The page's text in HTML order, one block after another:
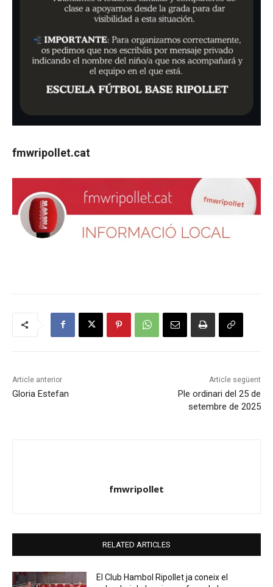
fmwripollet.cat
Article anterior
Gloria Estefan
Article següent
Ple ordinari del 25 de
setembre de 2025
fmwripollet
RELATED ARTICLES
El Club Hambol Ripollet ja coneix el